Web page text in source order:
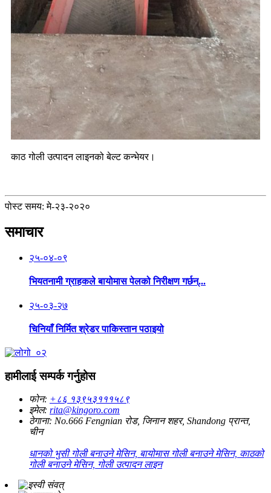
काठ गोली उत्पादन लाइनको बेल्ट कन्भेयर।
पोस्ट समय: मे-२३-२०२०
समाचार
२५-०४-०९
भियतनामी ग्राहकले बायोमास पेलको निरीक्षण गर्छन्...
२५-०३-२७
चिनियाँ निर्मित श्रेडर पाकिस्तान पठाइयो
हामीलाई सम्पर्क गर्नुहोस
फोन: +८६ १३९५३१११५८९
इमेल: rita@kingoro.com
ठेगाना: No.666 Fengnian रोड, जिनान शहर, Shandong प्रान्त,
चीन
धानको भुसी गोली बनाउने मेसिन, बायोमास गोली बनाउने मेसिन, काठको
गोली बनाउने मेसिन, गोली उत्पादन लाइन